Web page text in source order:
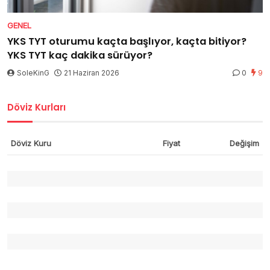
GENEL
YKS TYT oturumu kaçta başlıyor, kaçta bitiyor?
YKS TYT kaç dakika sürüyor?
SoleKinG 21 Haziran 2026 0 9
Döviz Kurları
Döviz Kuru Fiyat Değişim